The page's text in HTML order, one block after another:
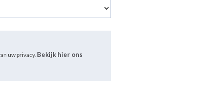
uw privacy. Bekijk hier ons